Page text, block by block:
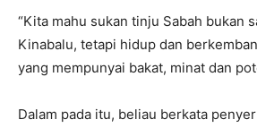
“Kita mahu sukan tinju Sabah bukan
Kinabalu, tetapi hidup dan
yang mempunyai bakat, minat dan
Dalam pada itu, beliau berkata